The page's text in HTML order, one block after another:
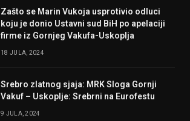
Zašto se Marin Vukoja usprotivio odluci
koju je donio Ustavni sud BiH po apelaciji
firme iz Gornjeg Vakufa-Uskoplja
18 JULA, 2024
Srebro zlatnog sjaja: MRK Sloga Gornji
Vakuf – Uskoplje: Srebrni na Eurofestu
9 JULA, 2024